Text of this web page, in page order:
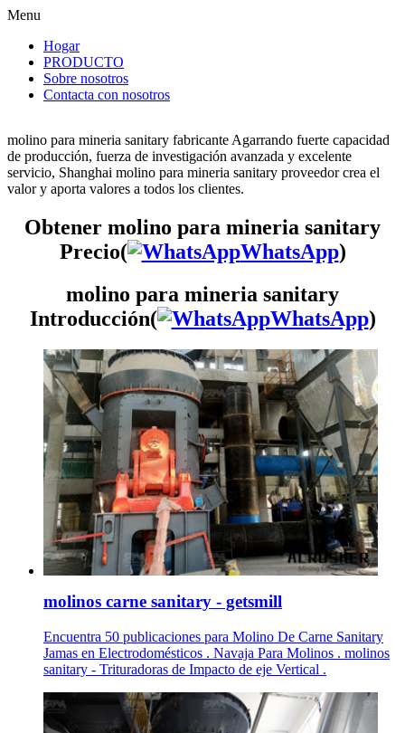
Menu
Hogar
PRODUCTO
Sobre nosotros
Contacta con nosotros
molino para mineria sanitary fabricante Agarrando fuerte capacidad
de producción, fuerza de investigación avanzada y excelente
servicio, Shanghai molino para mineria sanitary proveedor crea el
valor y aporta valores a todos los clientes.
Obtener molino para mineria sanitary
Precio(
WhatsApp)
molino para mineria sanitary
Introducción(
WhatsApp)
molinos carne sanitary - getsmill
Encuentra 50 publicaciones para Molino De Carne Sanitary
Jamas en Electrodomésticos . Navaja Para Molinos . molinos
sanitary - Trituradoras de Impacto de eje Vertical .